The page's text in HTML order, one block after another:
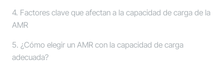
4. Factores clave que afectan a la capacidad de carga de la
AMR
5. ¿Cómo elegir un AMR con la capacidad de carga
adecuada?